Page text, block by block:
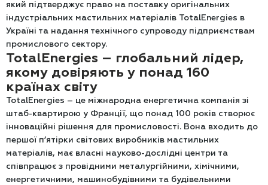
який підтверджує право на поставку оригінальних
індустріальних мастильних матеріалів TotalEnergies в
Україні та надання технічного супроводу підприємствам
промислового сектору.
TotalEnergies – глобальний лідер,
якому довіряють у понад 160
країнах світу
TotalEnergies – це міжнародна енергетична компанія зі
штаб-квартирою у Франції, що понад 100 років створює
інноваційні рішення для промисловості. Вона входить до
першої п’ятірки світових виробників мастильних
матеріалів, має власні науково-дослідні центри та
співпрацює з провідними металургійними, хімічними,
енергетичними, машинобудівними та будівельними